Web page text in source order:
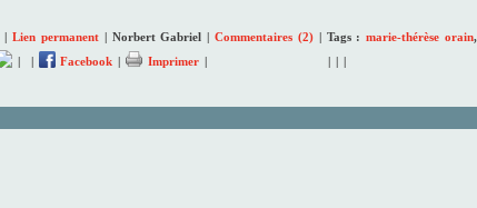
|Lien permanent| Norbert Gabriel |Commentaires (2)| Tags :marie-thérèse orain,
Facebook | Imprimer|